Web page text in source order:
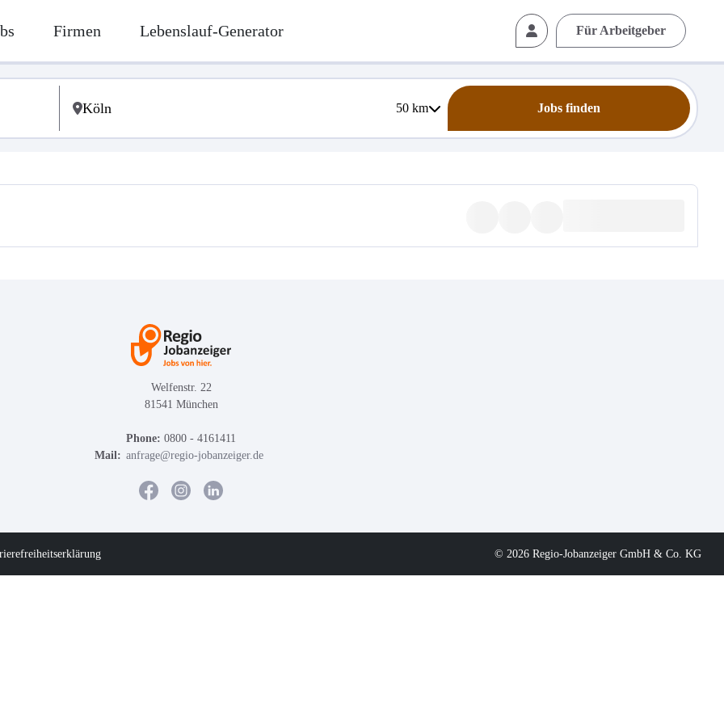
Firmen Lebenslauf-Generator Für Arbeitgeber
50km Jobs finden
Welfenstr. 22
81541 München
Phone: 0800 - 4161411
Mail: anfrage@regio-jobanzeiger.de
© 2026 Regio-Jobanzeiger GmbH & Co. KG